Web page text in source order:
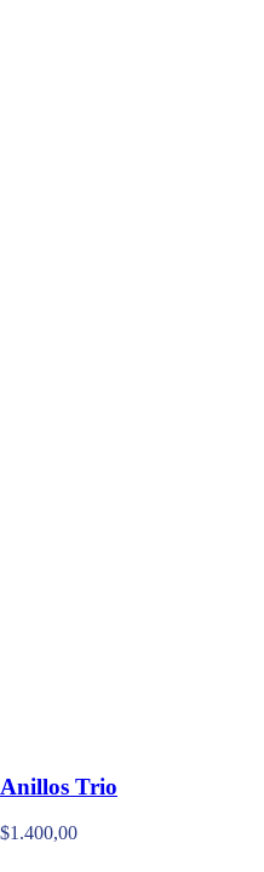
Anillos Trio
$1.400,00